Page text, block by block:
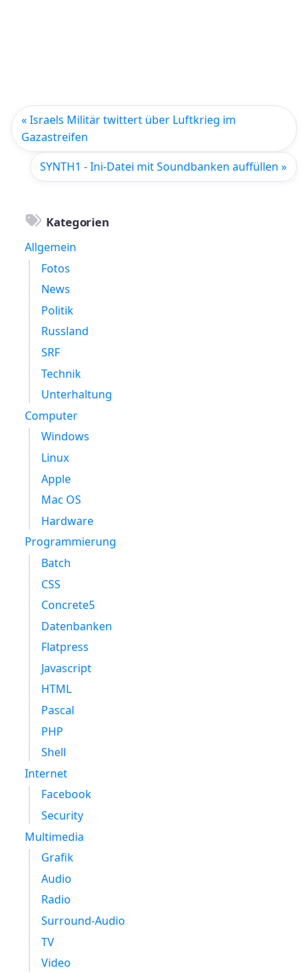
SYNTH1 - Ini-Datei mit Soundbanken auffüllen »
« Israels Militär twittert über Luftkrieg im
Gazastreifen
Kategorien
Allgemein
Fotos
News
Politik
Russland
SRF
Technik
Unterhaltung
Computer
Windows
Linux
Apple
Mac OS
Hardware
Programmierung
Batch
CSS
Concrete5
Datenbanken
Flatpress
Javascript
HTML
Pascal
PHP
Shell
Internet
Facebook
Security
Multimedia
Grafik
Audio
Radio
Surround-Audio
TV
Video